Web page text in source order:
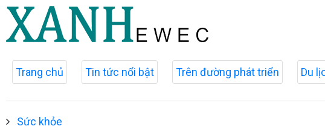
Trang chủ Tin tức nổi bật Trên đường phát triển Du
Sức khỏe